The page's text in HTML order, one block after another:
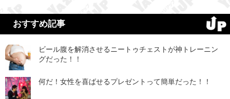
おすすめ記事
ビール腹を解消させるニートゥチェストが神トレーニン
グだった！！
何だ！女性を喜ばせるプレゼントって簡単だった！！